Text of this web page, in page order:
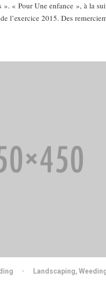
« Pour Une enfance », à la
l’exercice 2015. Des
Landscaping,